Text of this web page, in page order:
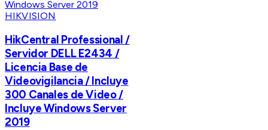
HIKVISION
HikCentral Professional /
Servidor DELL E2434 /
Licencia Base de
Videovigilancia / Incluye
300 Canales de Video /
Incluye Windows Server
2019